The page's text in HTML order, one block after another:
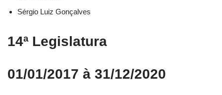
Sérgio Luiz Gonçalves​
14ª Legislatura
01/01/2017 à 31/12/2020